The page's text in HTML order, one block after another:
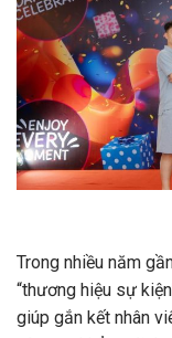
Trong nhiều năm
“thương hiệu sự
giúp gắn kết nhân